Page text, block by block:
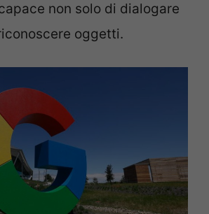
non solo di dialogare
oggetti.